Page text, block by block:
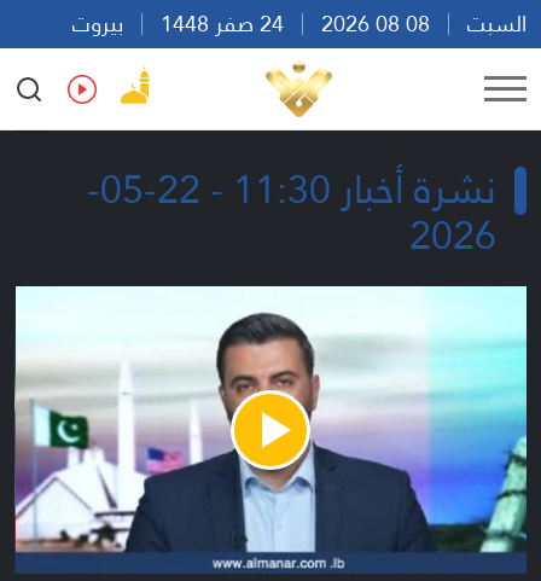
السبت
بيروت
00:32
Ar En Fr Es
نشرة أخبار 11:30 - 22-05-
2026
Play
Video